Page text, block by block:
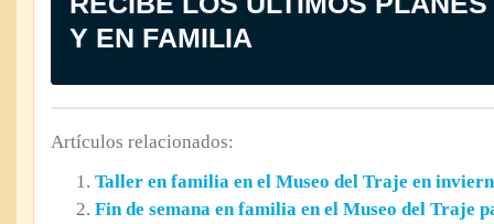
Y EN FAMILIA
Artículos relacionados:
Taller en familia en el Museo del Traje en
Fin de semana en familia en el Museo del Traje